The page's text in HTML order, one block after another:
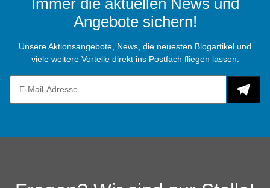
Immer die aktuellen News und
Angebote sichern!
Unsere Aktionsangebote, News, die neuesten Blogartikel und
viele weitere Vorteile direkt ins Postfach fliegen lassen.